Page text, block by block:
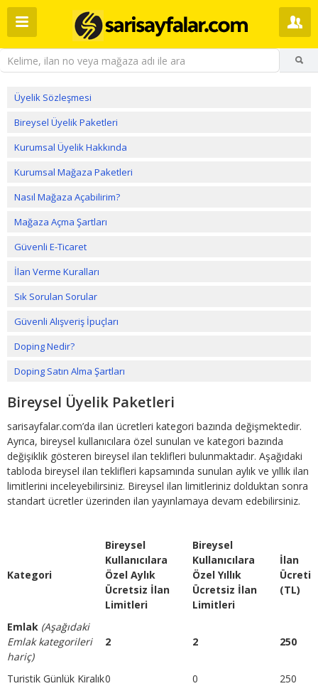
Üyelik Sözleşmesi
Bireysel Üyelik Paketleri
Kurumsal Üyelik Hakkında
Kurumsal Mağaza Paketleri
Nasıl Mağaza Açabilirim?
Mağaza Açma Şartları
Güvenli E-Ticaret
İlan Verme Kuralları
Sık Sorulan Sorular
Güvenli Alışveriş İpuçları
Doping Nedir?
Doping Satın Alma Şartları
Bireysel Üyelik Paketleri
sarisayfalar.com’da ilan ücretleri kategori bazında değişmektedir.
Ayrıca, bireysel kullanıcılara özel sunulan ve kategori bazında
değişiklik gösteren bireysel ilan teklifleri bulunmaktadır. Aşağıdaki
tabloda bireysel ilan teklifleri kapsamında sunulan aylık ve yıllık ilan
limitlerini inceleyebilirsiniz. Bireysel ilan limitleriniz dolduktan sonra
standart ücretler üzerinden ilan yayınlamaya devam edebilirsiniz.
Kategori
Bireysel
Kullanıcılara
Özel Aylık
Ücretsiz İlan
Limitleri
Bireysel
Kullanıcılara
Özel Yıllık
Ücretsiz İlan
Limitleri
İlan
Ücreti
(TL)
Emlak (Aşağıdaki
Emlak kategorileri
hariç)
2 2 250
Turistik Günlük Kiralık0 0
250